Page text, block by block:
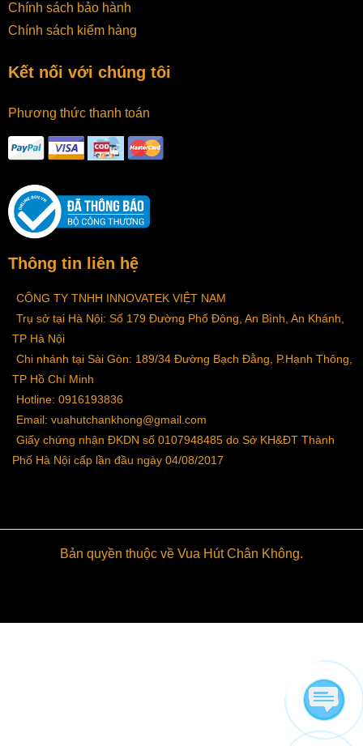
Chính sách bảo hành
Chính sách kiểm hàng
Kết nối với chúng tôi
Phương thức thanh toán
Thông tin liên hệ
CÔNG TY TNHH INNOVATEK VIỆT NAM
Trụ sở tại Hà Nội: Số 179 Đường Phố Đông, An Bình, An Khánh,
TP Hà Nội
Chi nhánh tại Sài Gòn: 189/34 Đường Bạch Đằng, P.Hạnh Thông,
TP Hồ Chí Minh
Hotline: 0916193836
Email: vuahutchankhong@gmail.com
Giấy chứng nhận ĐKDN số 0107948485 do Sở KH&ĐT Thành
Phố Hà Nội cấp lần đầu ngày 04/08/2017
Bản quyền thuộc về Vua Hút Chân Không.